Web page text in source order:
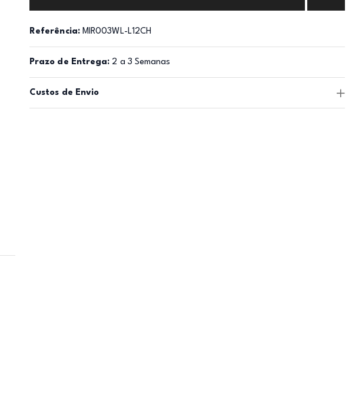
Referência: MIR003WL-L12CH
Prazo de Entrega: 2 a 3 Semanas
Custos de Envio